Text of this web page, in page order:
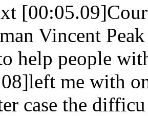
Vincent
help people
me with
case the difficu